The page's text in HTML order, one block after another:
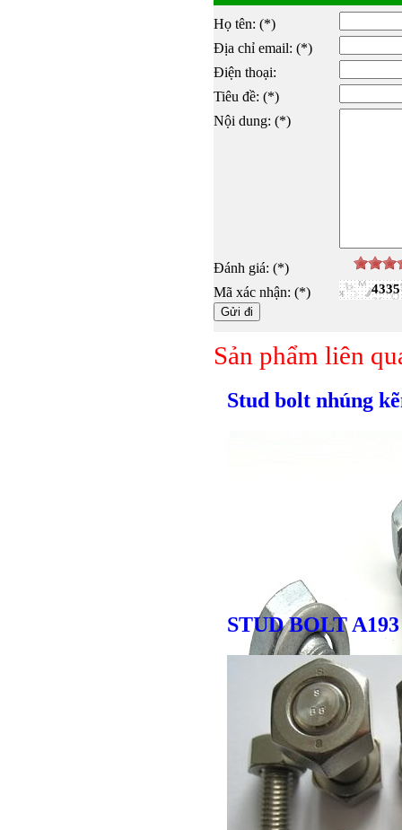
Bulong lục giác
Họ tên: (*)
Địa chỉ email: (*)
Điện thoại:
Tiêu đề: (*)
Nội dung: (*)
Đánh giá: (*)
Mã xác nhận: (*)
4335
Sản phẩm liên
Stud bolt nhúng
STUD BOLT